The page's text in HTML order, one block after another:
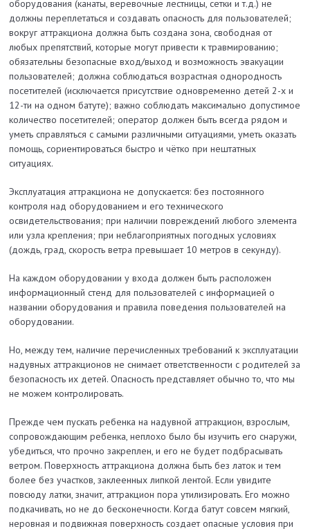
оборудования (канаты, веревочные лестницы, сетки и т.д.) не
должны переплетаться и создавать опасность для пользователей;
вокруг аттракциона должна быть создана зона, свободная от
любых препятствий, которые могут привести к травмированию;
обязательны безопасные вход/выход и возможность эвакуации
пользователей; должна соблюдаться возрастная однородность
посетителей (исключается присутствие одновременно детей 2-х и
12-ти на одном батуте); важно соблюдать максимально допустимое
количество посетителей; оператор должен быть всегда рядом и
уметь справляться с самыми различными ситуациями, уметь оказать
помощь, сориентироваться быстро и чётко при нештатных
ситуациях.
Эксплуатация аттракциона не допускается: без постоянного
контроля над оборудованием и его технического
освидетельствования; при наличии повреждений любого элемента
или узла крепления; при неблагоприятных погодных условиях
(дождь, град, скорость ветра превышает 10 метров в секунду).
На каждом оборудовании у входа должен быть расположен
информационный стенд для пользователей с информацией о
названии оборудования и правила поведения пользователей на
оборудовании.
Но, между тем, наличие перечисленных требований к эксплуатации
надувных аттракционов не снимает ответственности с родителей за
безопасность их детей. Опасность представляет обычно то, что мы
не можем контролировать.
Прежде чем пускать ребенка на надувной аттракцион, взрослым,
сопровождающим ребенка, неплохо было бы изучить его снаружи,
убедиться, что прочно закреплен, и его не будет подбрасывать
ветром. Поверхность аттракциона должна быть без латок и тем
более без участков, заклеенных липкой лентой. Если увидите
повсюду латки, значит, аттракцион пора утилизировать. Его можно
подкачивать, но не до бесконечности. Когда батут совсем мягкий,
неровная и подвижная поверхность создает опасные условия при